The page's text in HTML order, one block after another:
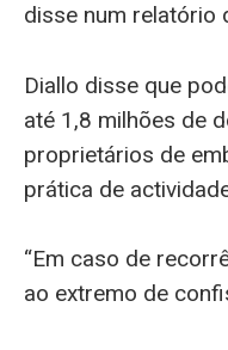
disse num relatório
Diallo disse que
até 1,8 milhões de
proprietários de
prática de
“Em caso de
ao extremo de